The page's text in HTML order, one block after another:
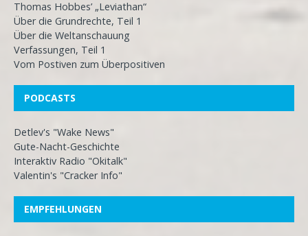
Thomas Hobbes’ „Leviathan“
Über die Grundrechte, Teil 1
Über die Weltanschauung
Verfassungen, Teil 1
Vom Postiven zum Überpositiven
PODCASTS
Detlev's "Wake News"
Gute-Nacht-Geschichte
Interaktiv Radio "Okitalk"
Valentin's "Cracker Info"
EMPFEHLUNGEN